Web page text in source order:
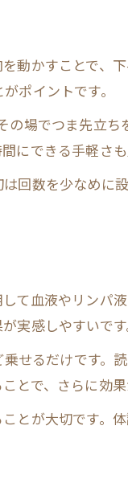
動かすことで、
ポイントです。
場でつま先立ち
にできる手軽さも
回数を少なめに
て血液やリンパ液
実感しやすいです
せるだけです。
とで、さらに効果
とが大切です。